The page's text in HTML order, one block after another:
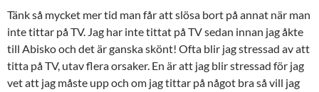
Tänk så mycket mer tid man får att slösa bort på annat när man
inte tittar på TV. Jag har inte tittat på TV sedan innan jag åkte
till Abisko och det är ganska skönt! Ofta blir jag stressad av att
titta på TV, utav flera orsaker. En är att jag blir stressad för jag
vet att jag måste upp och om jag tittar på något bra så vill jag